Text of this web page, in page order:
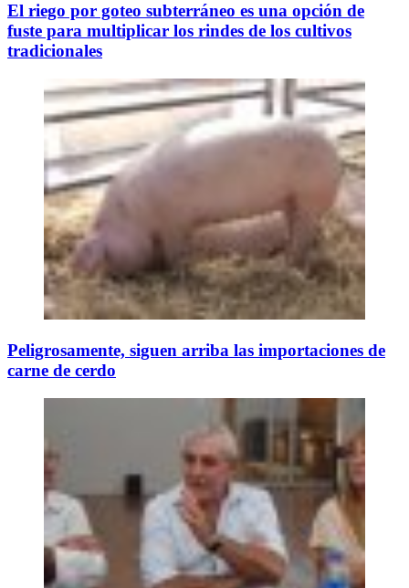
El riego por goteo subterráneo es una opción de
fuste para multiplicar los rindes de los cultivos
tradicionales
Peligrosamente, siguen arriba las importaciones de
carne de cerdo